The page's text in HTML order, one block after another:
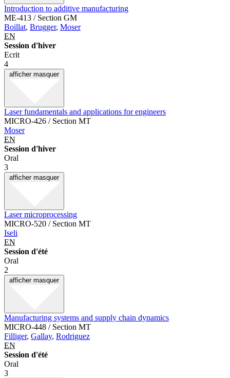
Introduction to additive manufacturing
ME-413 / Section GM
Boillat, Brugger, Moser
EN
Session d'hiver
Ecrit
4
afficher masquer
Laser fundamentals and applications for engineers
MICRO-426 / Section MT
Moser
EN
Session d'hiver
Oral
3
afficher masquer
Laser microprocessing
MICRO-520 / Section MT
Iseli
EN
Session d'été
Oral
2
afficher masquer
Manufacturing systems and supply chain dynamics
MICRO-448 / Section MT
Filliger, Gallay, Rodriguez
EN
Session d'été
Oral
3